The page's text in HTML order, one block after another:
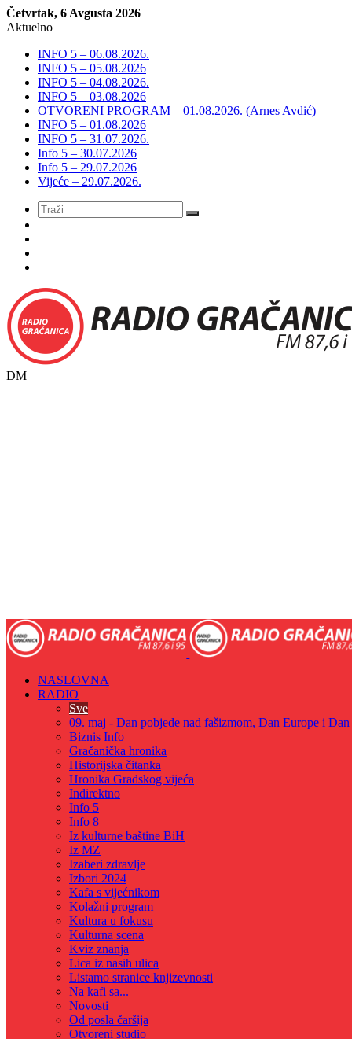
Četvrtak, 6 Avgusta 2026
Aktuelno
INFO 5 – 06.08.2026.
INFO 5 – 05.08.2026
INFO 5 – 04.08.2026.
INFO 5 – 03.08.2026
OTVORENI PROGRAM – 01.08.2026. (Arnes Avdić)
INFO 5 – 01.08.2026
INFO 5 – 31.07.2026.
Info 5 – 30.07.2026
Info 5 – 29.07.2026
Vijeće – 29.07.2026.
Meni
DM
NASLOVNA
RADIO
Sve
09. maj - Dan pobjede nad fašizmom, Dan Europe i
Biznis Info
Gračanička hronika
Historijska čitanka
Hronika Gradskog vijeća
Indirektno
Info 5
Info 8
Iz kulturne baštine BiH
Iz MZ
Izaberi zdravlje
Izbori 2024
Kafa s vijećnikom
Kolažni program
Kultura u fokusu
Kulturna scena
Kviz znanja
Lica iz nasih ulica
Listamo stranice knjizevnosti
Na kafi sa...
Novosti
Od posla čaršija
Otvoreni studio